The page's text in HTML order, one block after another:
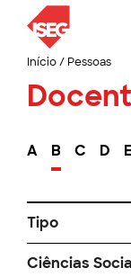
Início/ Pessoas
A B C D E
Tipo
Ciências